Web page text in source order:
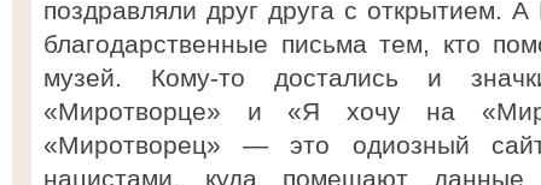
поздравляли друг друга с открытием.
благодарственные письма тем, кто
музей. Кому-то достались и
«Миротворце» и «Я хочу на
«Миротворец» — это одиозный
нацистами, куда помещают